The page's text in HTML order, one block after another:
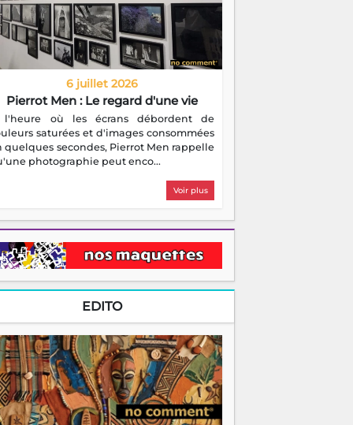
6 juillet 2026
Pierrot Men : Le regard d'une vie
l'heure où les écrans débordent de
saturées et d'images consommées
quelques secondes, Pierrot Men rappelle
photographie peut enco...
Voir plus
EDITO